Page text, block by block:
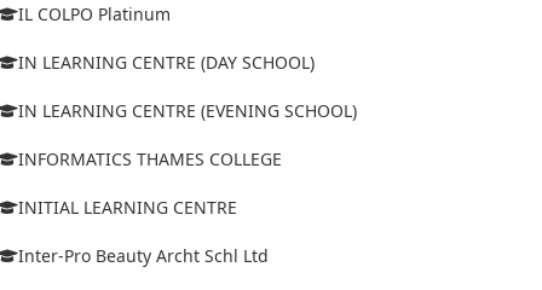
IL COLPO Platinum
IN LEARNING CENTRE (DAY SCHOOL)
IN LEARNING CENTRE (EVENING SCHOOL)
INFORMATICS THAMES COLLEGE
INITIAL LEARNING CENTRE
Inter-Pro Beauty Archt Schl Ltd